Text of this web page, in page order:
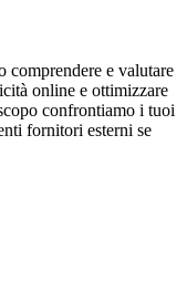
comprendere e valutare
online e ottimizzare
confrontiamo i tuoi
fornitori esterni se